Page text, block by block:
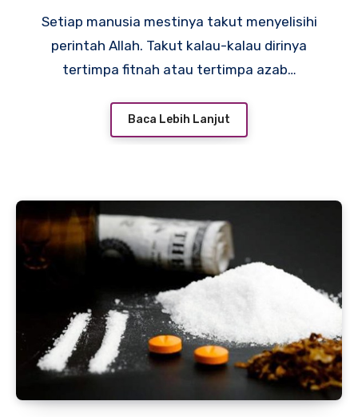
Setiap manusia mestinya takut menyelisihi
perintah Allah. Takut kalau-kalau dirinya
tertimpa fitnah atau tertimpa azab…
Baca Lebih Lanjut